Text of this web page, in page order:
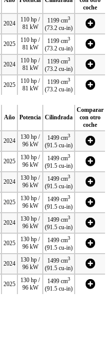
coche
2024
110 hp /
81 kW
1199 cm3
(73.2 cu-in)
2025
110 hp /
81 kW
1199 cm3
(73.2 cu-in)
2024
110 hp /
81 kW
1199 cm3
(73.2 cu-in)
2025
110 hp /
81 kW
1199 cm3
(73.2 cu-in)
Año Potencia Cilindrada
Comparar
con otro
coche
2024
130 hp /
96 kW
1499 cm3
(91.5 cu-in)
2025
130 hp /
96 kW
1499 cm3
(91.5 cu-in)
2024
130 hp /
96 kW
1499 cm3
(91.5 cu-in)
2025
130 hp /
96 kW
1499 cm3
(91.5 cu-in)
2024
130 hp /
96 kW
1499 cm3
(91.5 cu-in)
2025
130 hp /
96 kW
1499 cm3
(91.5 cu-in)
2024
130 hp /
96 kW
1499 cm3
(91.5 cu-in)
2025
130 hp /
96 kW
1499 cm3
(91.5 cu-in)